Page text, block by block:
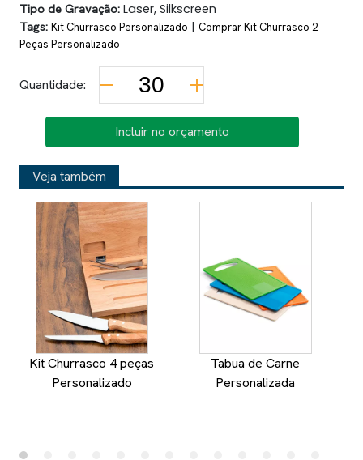
Tipo de Gravação: Laser, Silkscreen
Tags: Kit Churrasco Personalizado | Comprar Kit Churrasco 2
Peças Personalizado
Quantidade:
Incluir no orçamento
Veja também
Kit Churrasco 4 peças
Personalizado
Tabua de Carne
Personalizada